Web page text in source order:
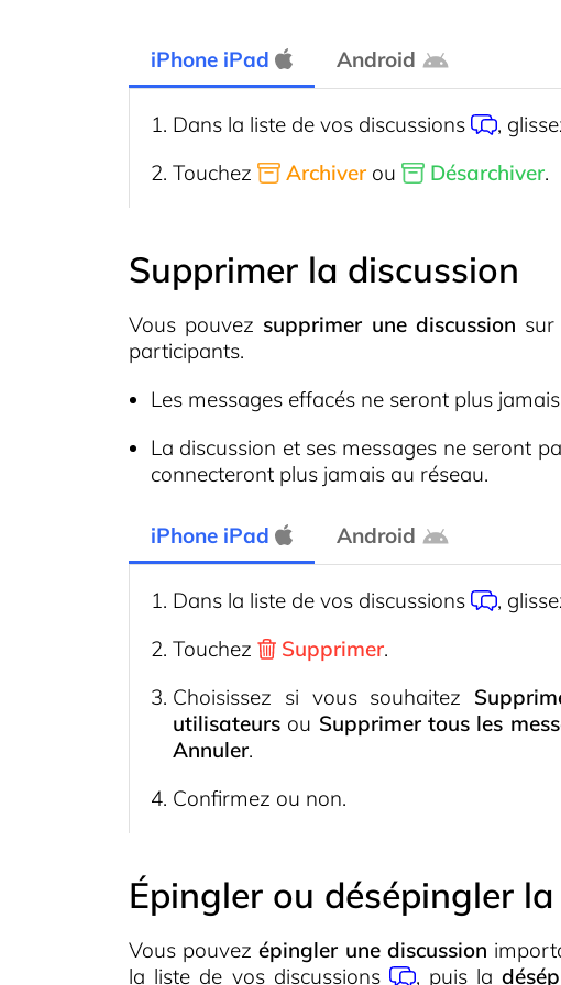
iPhone iPad Android
Dans la liste de vos discussions ,
Touchez
Archiverou Désarchiver.
Supprimer la discussion
Vous pouvez supprimer une discussion
participants.
Les messages effacés ne seront plus
La discussion et ses messages ne seront
connecteront plus jamais au réseau.
iPhone iPad Android
Dans la liste de vos discussions ,
Touchez
Supprimer.
Choisissez si vous souhaitez
utilisateurs ou Supprimer tous les
Annuler.
Confirmez ou non.
Épingler ou désépingler
Vous pouvezépingler une discussion
la liste de vos discussions , puis la